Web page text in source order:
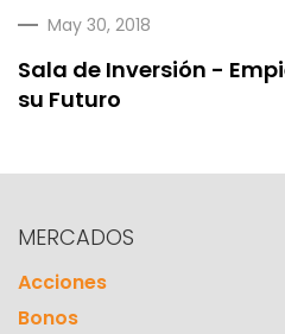
May 30, 2018
Sala de Inversión -
su Futuro
MERCADOS
Acciones
Bonos